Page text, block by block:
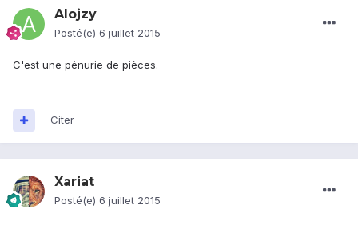
Alojzy
Posté(e) 6 juillet 2015
C'est une pénurie de pièces.
Citer
Xariat
Posté(e) 6 juillet 2015